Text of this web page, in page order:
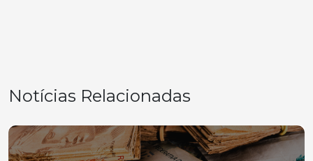
Notícias Relacionadas